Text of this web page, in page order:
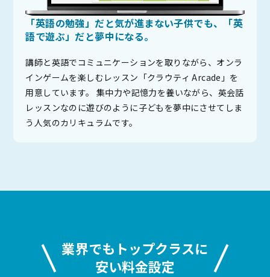
「英語の勉強」だと気が進まない子供でも、「英
語で遊ぶ」だと夢中になる。
講師と英語でコミュニケーションを取りながら、オンラ
インゲームを楽しむレッスン「クラウティ Arcade」を
用意しています。 集中力や記憶力を養いながら、英会話
レッスンなのに遊びのように子どもを夢中にさせてしま
う人気のカリキュラムです。
業界でもトップクラスに
安い料金設定